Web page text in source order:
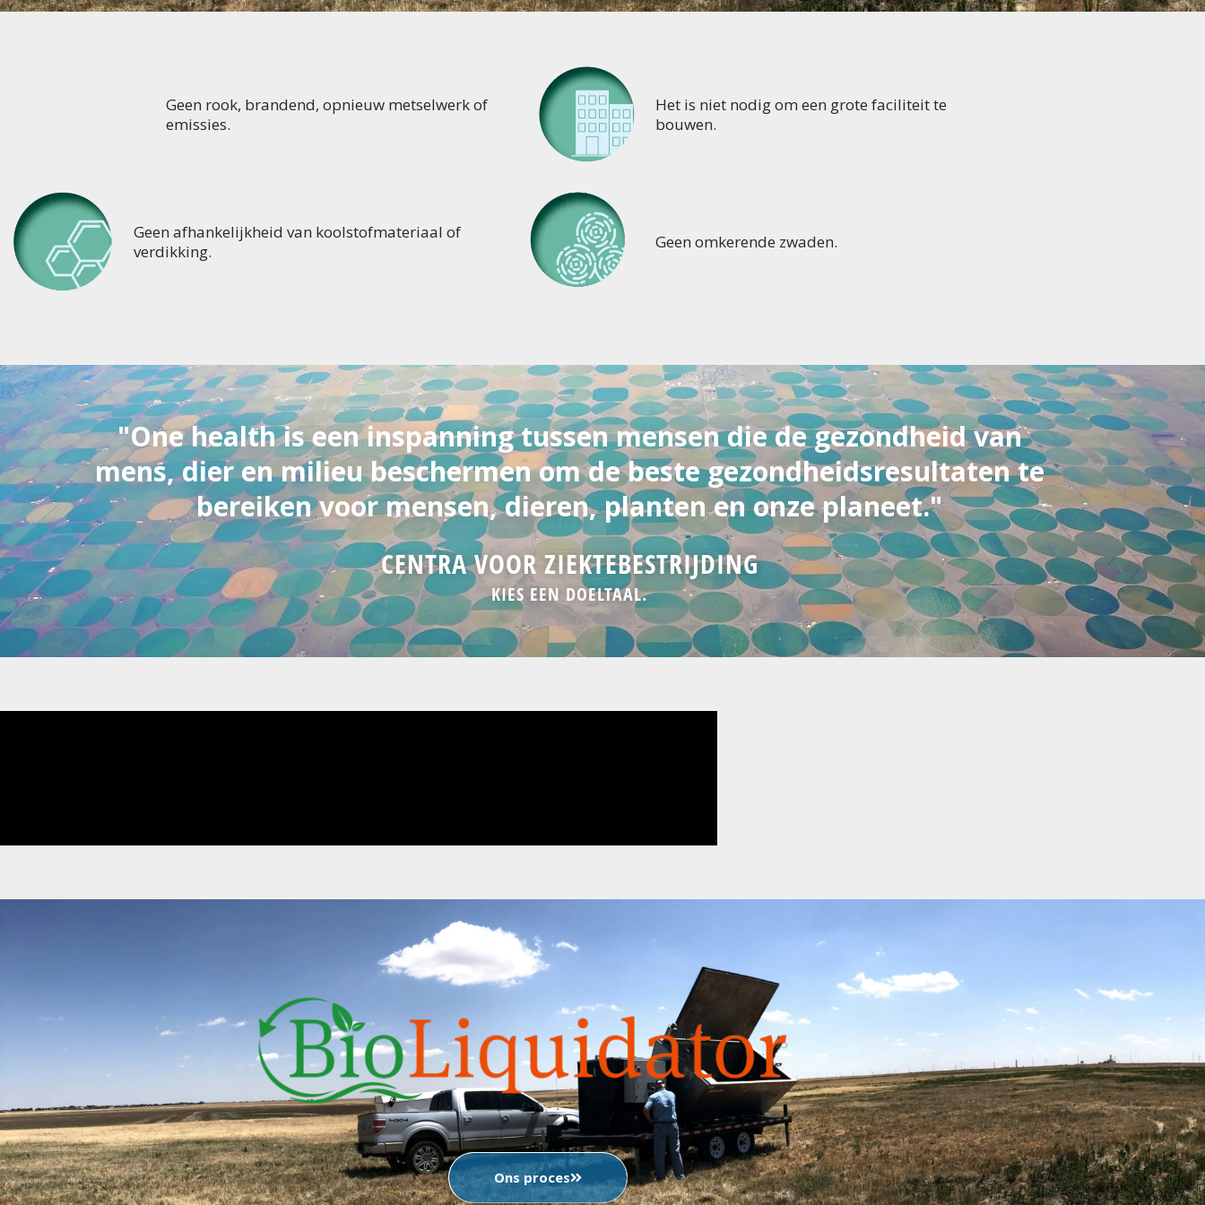
Geen rook, brandend, opnieuw metselwerk of
emissies.
Het is niet nodig om een grote faciliteit te
bouwen.
Geen afhankelijkheid van koolstofmateriaal of
verdikking.
Geen omkerende zwaden.
"One health is een inspanning tussen mensen die de gezondheid van
mens, dier en milieu beschermen om de beste gezondheidsresultaten te
bereiken voor mensen, dieren, planten en onze planeet."
CENTRA VOOR ZIEKTEBESTRIJDING
KIES EEN DOELTAAL.
Ons proces